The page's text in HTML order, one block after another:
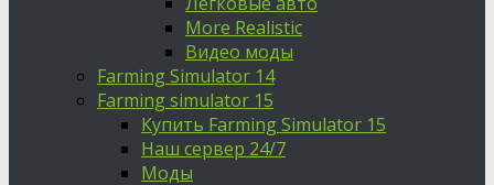
More Realistic
Видео моды
Farming Simulator 14
Farming simulator 15
Купить Farming Simulator 15
Наш сервер 24/7
Моды